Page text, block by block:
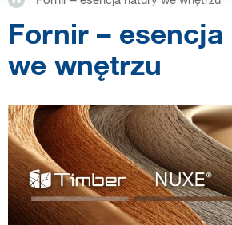
Fornir –
we wnętrzu